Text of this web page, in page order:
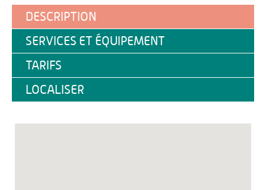
DESCRIPTION
SERVICES ET ÉQUIPEMENT
TARIFS
LOCALISER